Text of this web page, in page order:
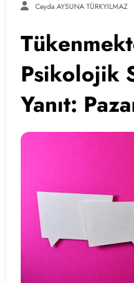
Ceyda AYSUNA TÜRKYILMAZ
Psikolojik
Yanıt: